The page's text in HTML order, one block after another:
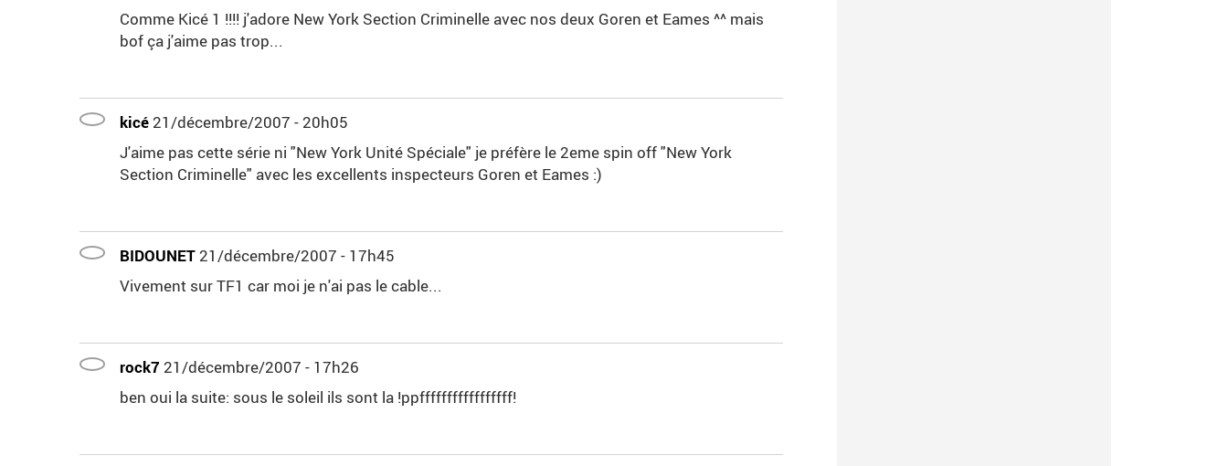
Comme Kicé 1 !!!! j'adore New York Section Criminelle avec nos deux Goren et Eames ^^ mais
bof ça j'aime pas trop...
kicé 21/décembre/2007 - 20h05
J'aime pas cette série ni "New York Unité Spéciale" je préfère le 2eme spin off "New York
Section Criminelle" avec les excellents inspecteurs Goren et Eames :)
BIDOUNET 21/décembre/2007 - 17h45
Vivement sur TF1 car moi je n'ai pas le cable...
rock7 21/décembre/2007 - 17h26
ben oui la suite: sous le soleil ils sont la !ppfffffffffffffffff!